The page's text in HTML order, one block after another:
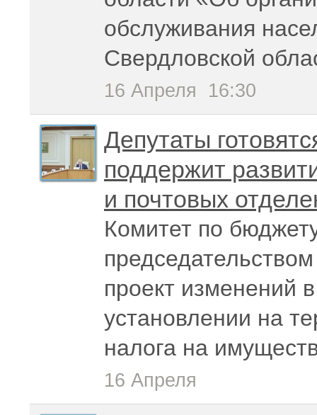
обслуживания
Свердловской
16 Апреля 16:30
Депутаты
поддержит
и почтовых
Комитет по
проект изменений
установлении на
налога на
16 Апреля